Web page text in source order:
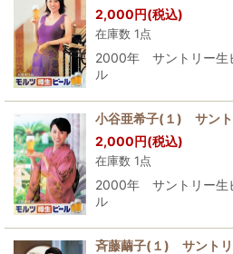
2,000円(税込)
在庫数 1点
2000年 サントリー生
ル
小谷亜希子(１) サン
2,000円(税込)
在庫数 1点
2000年 サントリー生
ル
斉藤繭子(１) サント